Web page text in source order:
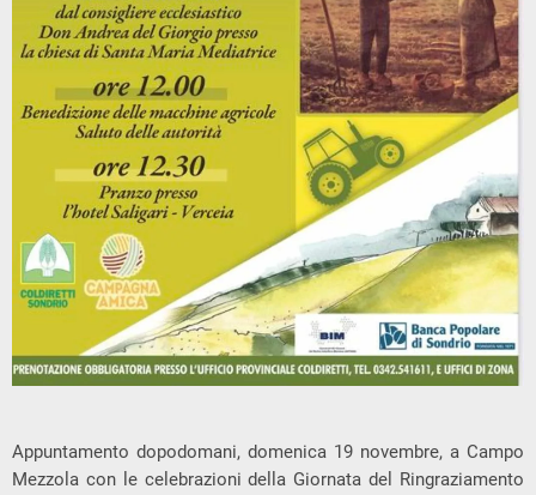
Appuntamento dopodomani, domenica 19 novembre, a Campo
Mezzola con le celebrazioni della Giornata del Ringraziamento